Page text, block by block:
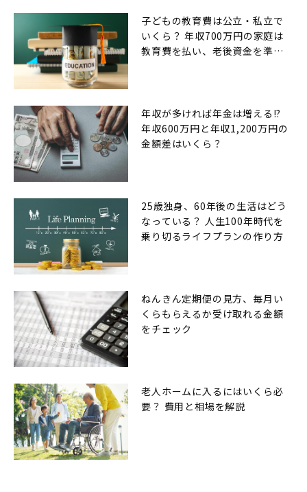
子どもの教育費は公立・私立で
いくら？ 年収700万円の家庭は
教育費を払い、老後資金を準備
年収が多ければ年金は増える!?
年収600万円と年収1,200万円の
金額差はいくら？
25歳独身、60年後の生活はどう
なっている？ 人生100年時代を
乗り切るライフプランの作り方
ねんきん定期便の見方、毎月い
くらもらえるか受け取れる金額
をチェック
老人ホームに入るにはいくら必
要？ 費用と相場を解説